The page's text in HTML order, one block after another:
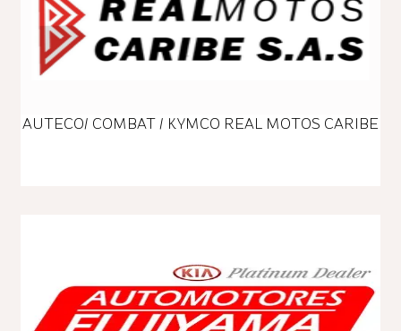
AUTECO/ COMBAT / KYMCO REAL MOTOS CARIBE